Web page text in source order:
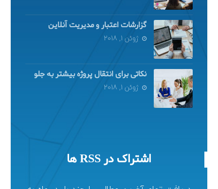
گزارشات اعتبار و مدیریت آنلاین
ژوئن 1, 2018
نکاتی برای انتقال پروژه بیشتر به جلو
ژوئن 1, 2018
اشتراک در RSS ها